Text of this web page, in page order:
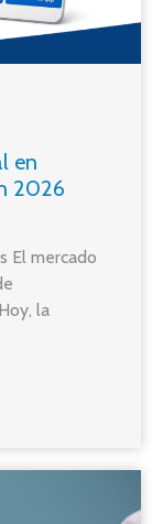
en
2026
El mercado
la